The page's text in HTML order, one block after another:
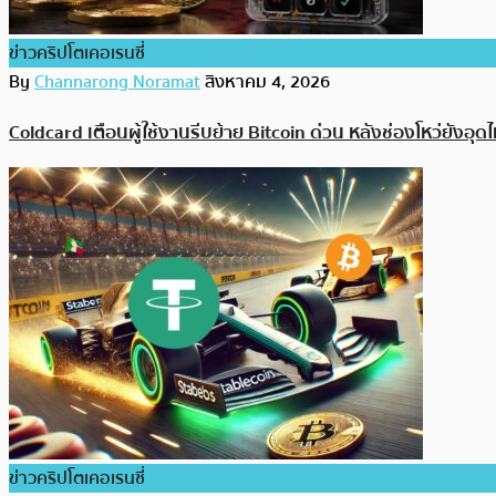
ข่าวคริปโตเคอเรนซี่
ByChannarong Noramatสิงหาคม 4, 2026
Coldcard เตือนผู้ใช้งานรีบย้าย Bitcoin ด่วน หลังช่องโหว่ยังอุดไ
ข่าวคริปโตเคอเรนซี่